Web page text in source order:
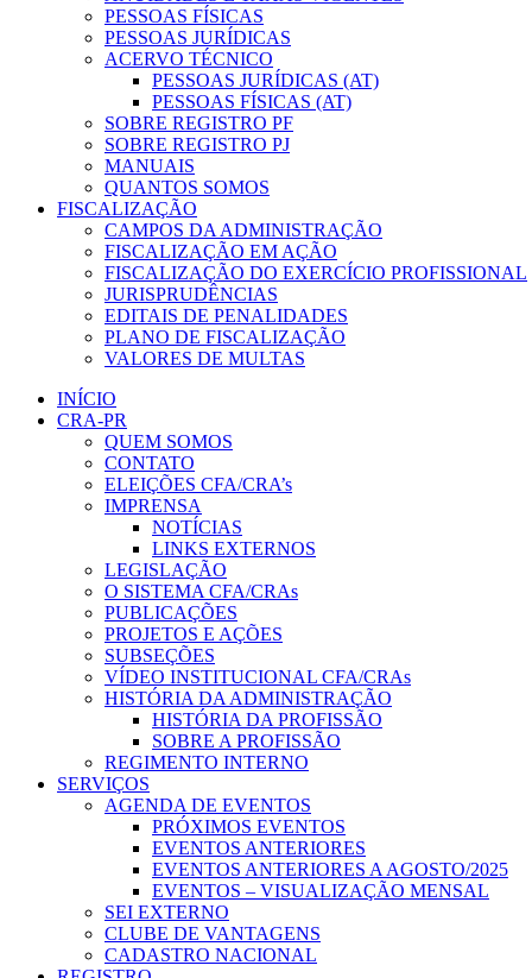
PESSOAS FÍSICAS
PESSOAS JURÍDICAS
ACERVO TÉCNICO
PESSOAS JURÍDICAS (AT)
PESSOAS FÍSICAS (AT)
SOBRE REGISTRO PF
SOBRE REGISTRO PJ
MANUAIS
QUANTOS SOMOS
FISCALIZAÇÃO
CAMPOS DA ADMINISTRAÇÃO
FISCALIZAÇÃO EM AÇÃO
FISCALIZAÇÃO DO EXERCÍCIO PROFISSIONAL
JURISPRUDÊNCIAS
EDITAIS DE PENALIDADES
PLANO DE FISCALIZAÇÃO
VALORES DE MULTAS
INÍCIO
CRA-PR
QUEM SOMOS
CONTATO
ELEIÇÕES CFA/CRA’s
IMPRENSA
NOTÍCIAS
LINKS EXTERNOS
LEGISLAÇÃO
O SISTEMA CFA/CRAs
PUBLICAÇÕES
PROJETOS E AÇÕES
SUBSEÇÕES
VÍDEO INSTITUCIONAL CFA/CRAs
HISTÓRIA DA ADMINISTRAÇÃO
HISTÓRIA DA PROFISSÃO
SOBRE A PROFISSÃO
REGIMENTO INTERNO
SERVIÇOS
AGENDA DE EVENTOS
PRÓXIMOS EVENTOS
EVENTOS ANTERIORES
EVENTOS ANTERIORES A AGOSTO/2025
EVENTOS – VISUALIZAÇÃO MENSAL
SEI EXTERNO
CLUBE DE VANTAGENS
CADASTRO NACIONAL